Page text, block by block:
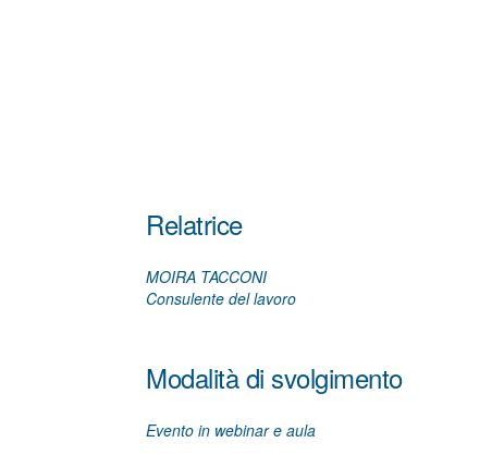
Relatrice
MOIRA TACCONI
Consulente del lavoro
Modalità di svolgimento
Evento in webinar e aula